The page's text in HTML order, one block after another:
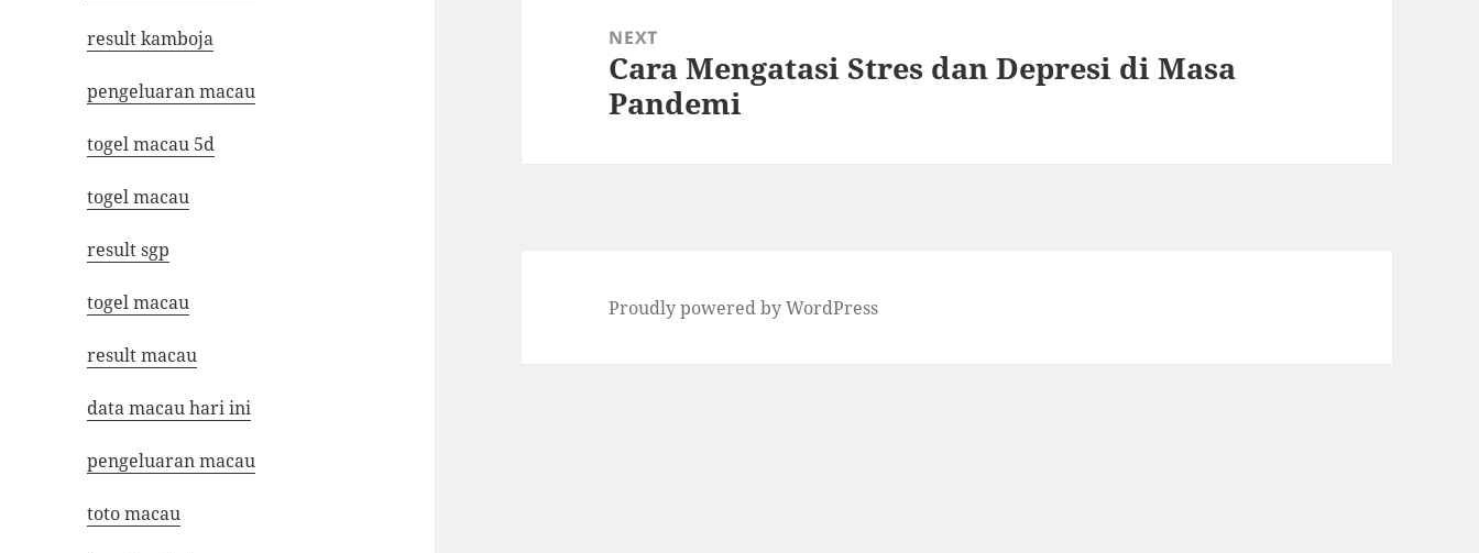
result kamboja
pengeluaran macau
togel macau 5d
togel macau
result sgp
togel macau
result macau
data macau hari ini
pengeluaran macau
toto macau
NEXT
Next
post:
Cara Mengatasi Stres dan Depresi di Masa
Pandemi
Proudly powered by WordPress